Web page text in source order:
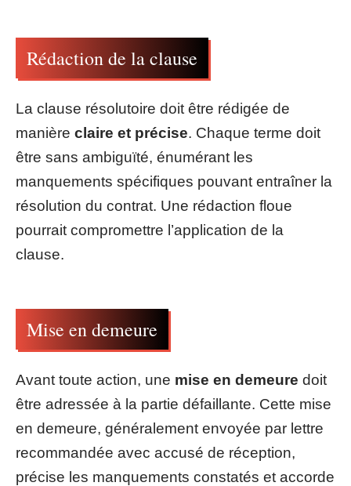
Rédaction de la clause
La clause résolutoire doit être rédigée de
manière claire et précise. Chaque terme doit
être sans ambiguïté, énumérant les
manquements spécifiques pouvant entraîner la
résolution du contrat. Une rédaction floue
pourrait compromettre l’application de la
clause.
Mise en demeure
Avant toute action, une mise en demeure doit
être adressée à la partie défaillante. Cette mise
en demeure, généralement envoyée par lettre
recommandée avec accusé de réception,
précise les manquements constatés et accorde